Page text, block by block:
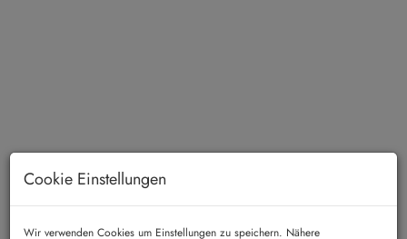
Cookie Einstellungen
Wir verwenden Cookies um Einstellungen zu speichern. Nähere